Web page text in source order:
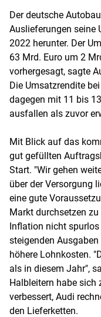
Der deutsche
Auslieferungen seine
2022 herunter. Der
63 Mrd. Euro um 2
vorhergesagt, sagte
Die Umsatzrendite
dagegen mit 11 bis
ausfallen als zuvor
Mit Blick auf das
gut gefüllten
Start. "Wir gehen
über der Versorgung
eine gute
Markt durchsetzen
Inflation nicht spurlos
steigenden
höhere Lohnkosten.
als in diesem Jahr",
Halbleitern habe sich
verbessert, Audi
den Lieferketten.